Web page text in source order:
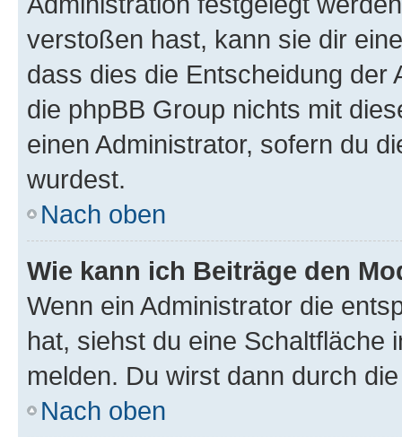
verstoßen hast, kann sie dir
dass dies die Entscheidung der
die phpBB Group nichts mit
einen Administrator, sofern du
wurdest.
Nach oben
Wie kann ich Beiträge den
Wenn ein Administrator die
hat, siehst du eine Schaltfläche
melden. Du wirst dann durch
Nach oben